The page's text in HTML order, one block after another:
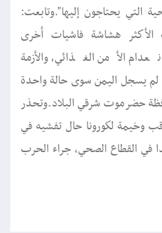
التي يحتاجون إليها".وتابعت:
الأكثر هشاشة فاشيات أخرى
الأمن الغذائي، والأزمة
لم يسجل اليمن سوى حالة واحدة
حضرموت شرقي البلاد.وتحذر
وخيمة لكورونا حال تفشيه في
في القطاع الصحي، جراء الحرب